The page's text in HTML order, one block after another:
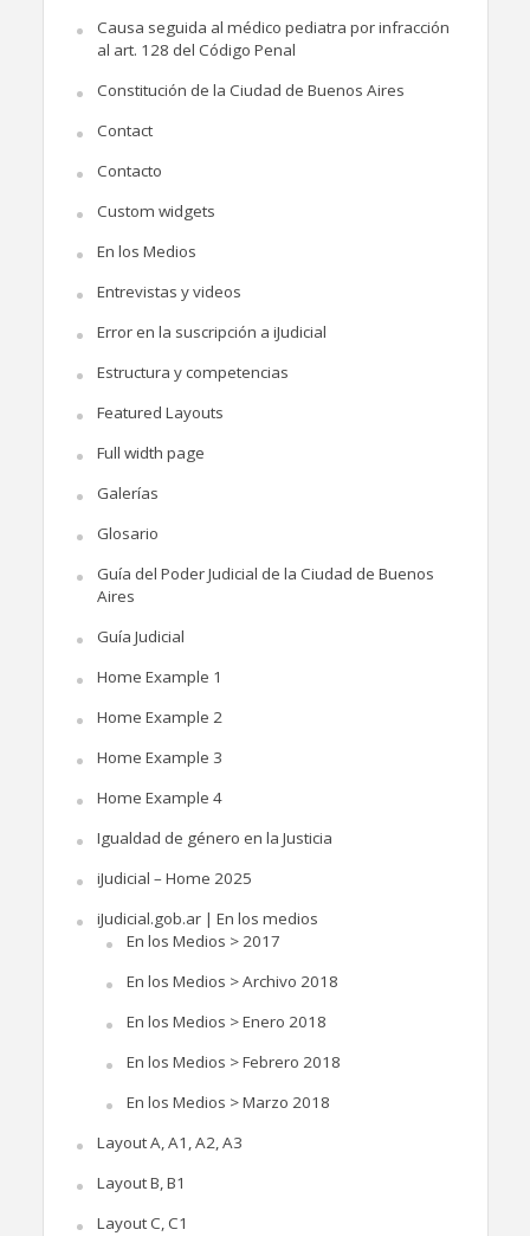
Causa seguida al médico pediatra por infracción
al art. 128 del Código Penal
Constitución de la Ciudad de Buenos Aires
Contact
Contacto
Custom widgets
En los Medios
Entrevistas y videos
Error en la suscripción a iJudicial
Estructura y competencias
Featured Layouts
Full width page
Galerías
Glosario
Guía del Poder Judicial de la Ciudad de Buenos
Aires
Guía Judicial
Home Example 1
Home Example 2
Home Example 3
Home Example 4
Igualdad de género en la Justicia
iJudicial – Home 2025
iJudicial.gob.ar | En los medios
En los Medios > 2017
En los Medios > Archivo 2018
En los Medios > Enero 2018
En los Medios > Febrero 2018
En los Medios > Marzo 2018
Layout A, A1, A2, A3
Layout B, B1
Layout C, C1